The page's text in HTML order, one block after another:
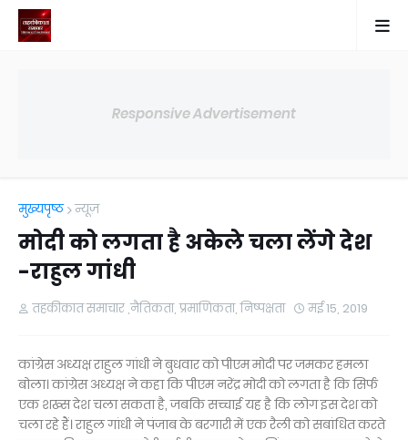
Responsive Advertisement
मुख्यपृष्ठ न्यूज़
मोदी को लगता है अकेले चला लेंगे देश
-राहुल गांधी
तहकीकात समाचार ,नैतिकता, प्रमाणिकता, निष्पक्षता मई 15, 2019
कांग्रेस अध्यक्ष राहुल गांधी ने बुधवार को पीएम मोदी पर जमकर हमला
बोला। कांग्रेस अध्यक्ष ने कहा कि पीएम नरेंद्र मोदी को लगता है कि सिर्फ
एक शख्स देश चला सकता है, जबकि सच्चाई यह है कि लोग इस देश को
चला रहे हैं। राहुल गांधी ने पंजाब के बरगारी में एक रैली को सबांधित करते